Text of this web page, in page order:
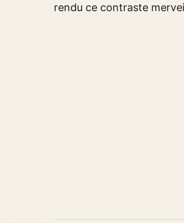
rendu ce contraste